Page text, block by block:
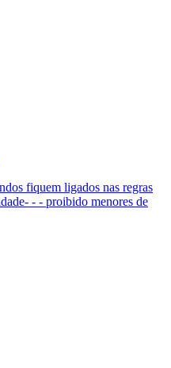
fiquem ligados nas regras
- - proibido menores de